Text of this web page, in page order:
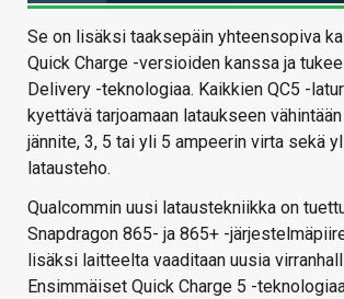
Se on lisäksi taaksepäin yhteensopiva
Quick Charge -versioiden kanssa ja
Delivery -teknologiaa. Kaikkien QC5 -
kyettävä tarjoamaan lataukseen
jännite, 3, 5 tai yli 5 ampeerin virta sekä
latausteho.
Qualcommin uusi lataustekniikka on
Snapdragon 865- ja 865+ -
lisäksi laitteelta vaaditaan uusia
Ensimmäiset Quick Charge 5 -